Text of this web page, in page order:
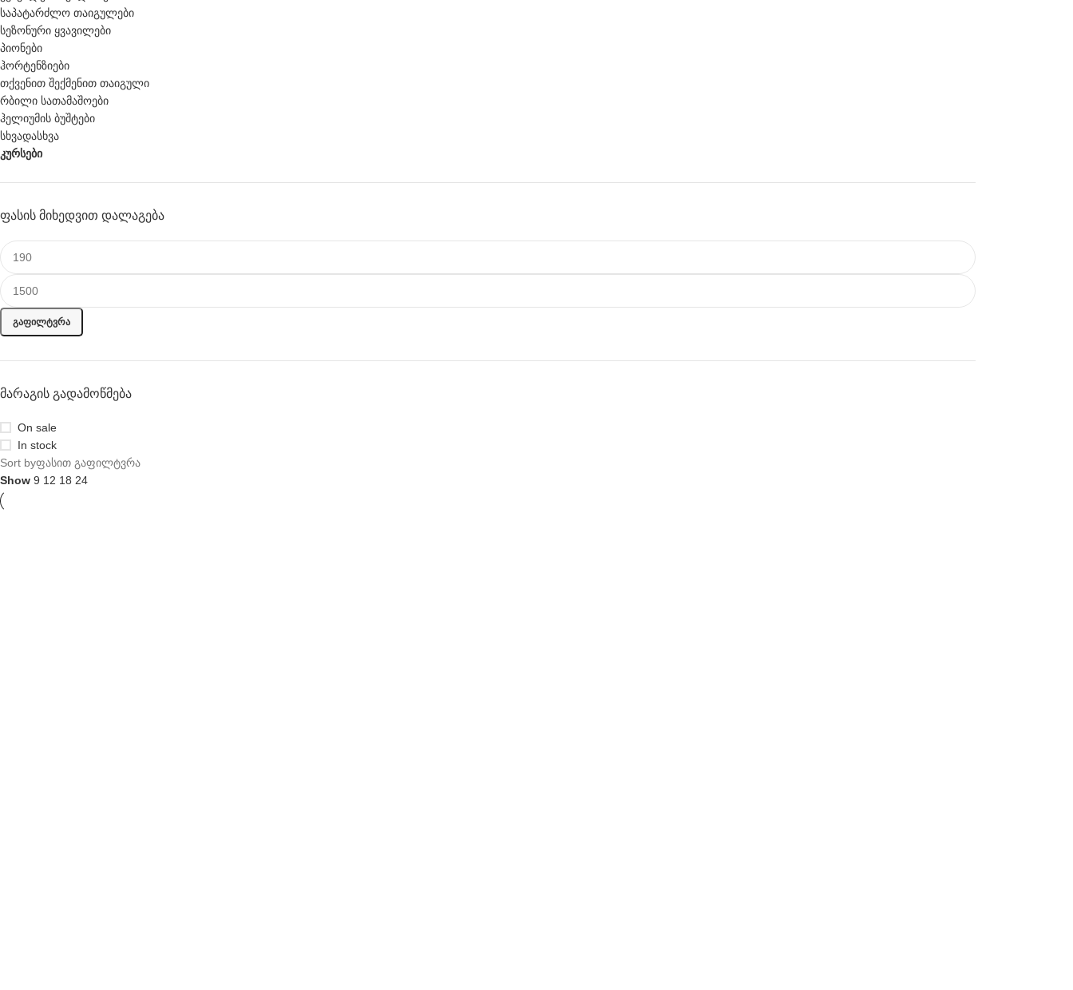
საპატარძლო თაიგულები
სეზონური ყვავილები
პიონები
ჰორტენზიები
თქვენით შექმენით თაიგული
რბილი სათამაშოები
ჰელიუმის ბუშტები
სხვადასხვა
კურსები
ᲤᲐᲡᲘᲡ ᲛᲘᲮᲔᲓᲕᲘᲗ ᲓᲐᲚᲐᲒᲔᲑᲐ
ᲒᲐᲤᲘᲚᲢᲕᲠᲐ
ᲛᲐᲠᲐᲒᲘᲡ ᲒᲐᲓᲐᲛᲝᲬᲛᲔᲑᲐ
On sale
In stock
Sort byფასით გაფილტვრა
Show 9 12 18 24